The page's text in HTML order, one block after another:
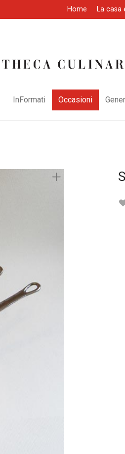
Home La casa
InFormati Occasioni